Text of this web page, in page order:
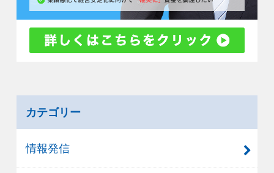
カテゴリー
情報発信